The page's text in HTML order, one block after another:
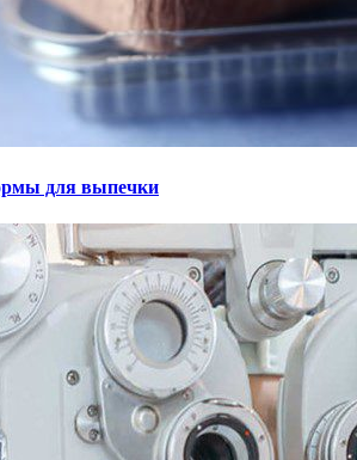
для выпечки